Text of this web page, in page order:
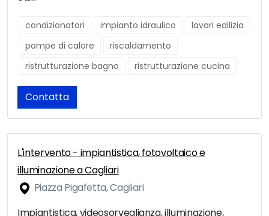
condizionatori impianto idraulico
lavori edilizia
pompe di calore
riscaldamento
ristrutturazione bagno
ristrutturazione cucina
Contatta
L'intervento - impiantistica, fotovoltaico e
illuminazione a Cagliari
Piazza Pigafetta, Cagliari
Impiantistica, videosorveglianza, illuminazione,